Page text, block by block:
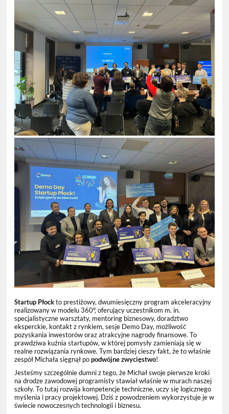
Startup Płockto prestiżowy, dwumiesięczny program akceleracyjny
realizowany w modelu 360°, oferujący uczestnikom m. in.
specjalistyczne warsztaty, mentoring biznesowy, doradztwo
eksperckie, kontakt z rynkiem, sesje Demo Day, możliwość
pozyskania inwestorów oraz atrakcyjne nagrody finansowe. To
prawdziwa kuźnia startupów, w której pomysły zamieniają się w
realne rozwiązania rynkowe. Tym bardziej cieszy fakt, że to właśnie
zespół Michała sięgnął popodwójne zwycięstwo!
Jesteśmy szczególnie dumni z tego, że Michał swoje pierwsze kroki
na drodze zawodowej programisty stawiał właśnie w murach naszej
szkoły. To tutaj rozwija kompetencje techniczne, uczy się logicznego
myślenia i pracy projektowej. Dziś z powodzeniem wykorzystuje je w
świecie nowoczesnych technologii i biznesu.